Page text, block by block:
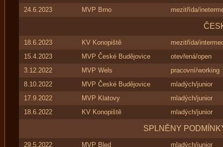
24.6.2023
MVP Brno mezitřída/
18.6.2023 KV Konopiště
mezitřída/
15.4.2023
MVP České Budějovice
otevřená/open
3.12.2022
MVP Wels
pracovní/working
8.10.2022
MVP České Budějovice
mladých/junior
17.9.2022
MVP Klatovy
mladých/junior
18.6.2022
KV Konopiště mladých/junior
SPLNĚNY
29.5.2022 MVP Bled
mladých/junior